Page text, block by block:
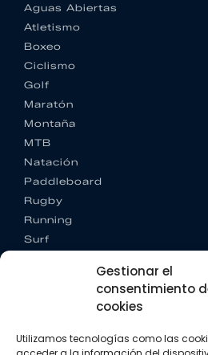
Gestionar el
consentimiento
cookies
Utilizamos tecnologías como las
Aguas Abiertas
Atletismo
Boxeo
Ciclismo
Golf
Maratón
Montaña
MTB
Natación
Paddleboard
Rugby
Running
Surf
CONTACTO
+34 662 342 177